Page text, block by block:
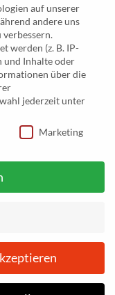
AGB
2026befinden wir
dem 3. Juli 2026
auf unserer
andere uns
verbessern.
werden (z. B. IP-
und Inhalte oder
über die
jederzeit unter
Marketing